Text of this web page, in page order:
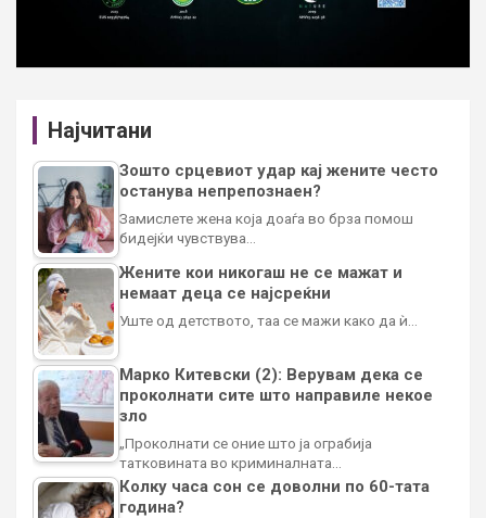
Најчитани
Зошто срцевиот удар кај жените често
останува непрепознаен?
Замислете жена која доаѓа во брза помош
бидејќи чувствува…
Жените кои никогаш не се мажат и
немаат деца се најсреќни
Уште од детството, таа се мажи како да ѝ…
Марко Китевски (2): Верувам дека се
проколнати сите што направиле некое
зло
„Проколнати се оние што ја ограбија
татковината во криминалната…
Колку часа сон се доволни по 60-тата
година?